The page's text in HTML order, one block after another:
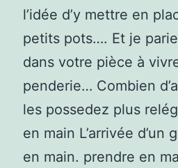
l’idée d’y mettre en
petits pots…. Et je
dans votre pièce à
penderie… Combien
les possedez plus
en main L’arrivée
en main. prendre en